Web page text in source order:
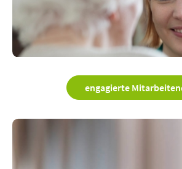
engagierte